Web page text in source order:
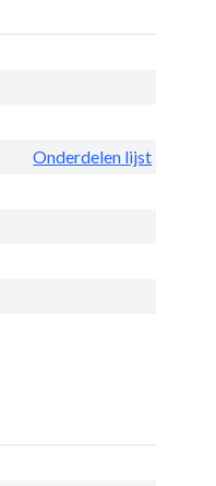
Onderdelen lijst